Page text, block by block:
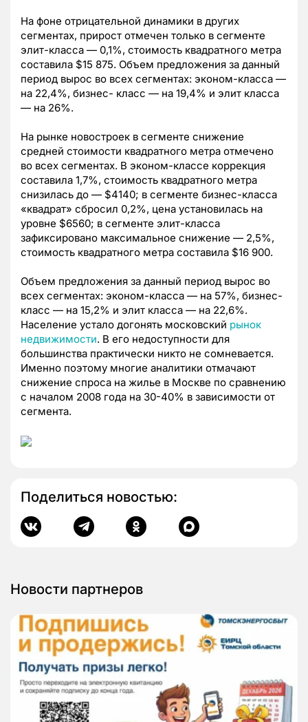
На фоне отрицательной динамики в других
сегментах, прирост отмечен только в сегменте
элит-класса — 0,1%, стоимость квадратного метра
составила $15 875. Объем предложения за данный
период вырос во всех сегментах: эконом-класса —
на 22,4%, бизнес- класс — на 19,4% и элит класса
— на 26%.
На рынке новостроек в сегменте снижение
средней стоимости квадратного метра отмечено
во всех сегментах. В эконом-классе коррекция
составила 1,7%, стоимость квадратного метра
снизилась до — $4140; в сегменте бизнес-класса
«квадрат» сбросил 0,2%, цена установилась на
уровне $6560; в сегменте элит-класса
зафиксировано максимальное снижение — 2,5%,
стоимость квадратного метра составила $16 900.
Объем предложения за данный период вырос во
всех сегментах: эконом-класса — на 57%, бизнес-
класс — на 15,2% и элит класса — на 22,6%.
Население устало догонять московский рынок
недвижимости. В его недоступности для
большинства практически никто не сомневается.
Именно поэтому многие аналитики отмачают
снижение спроса на жилье в Москве по сравнению
с началом 2008 года на 30-40% в зависимости от
сегмента.
Поделиться новостью:
Новости партнеров